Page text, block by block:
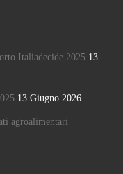
Italiadecide 2025 13
13 Giugno 2026
agroalimentari